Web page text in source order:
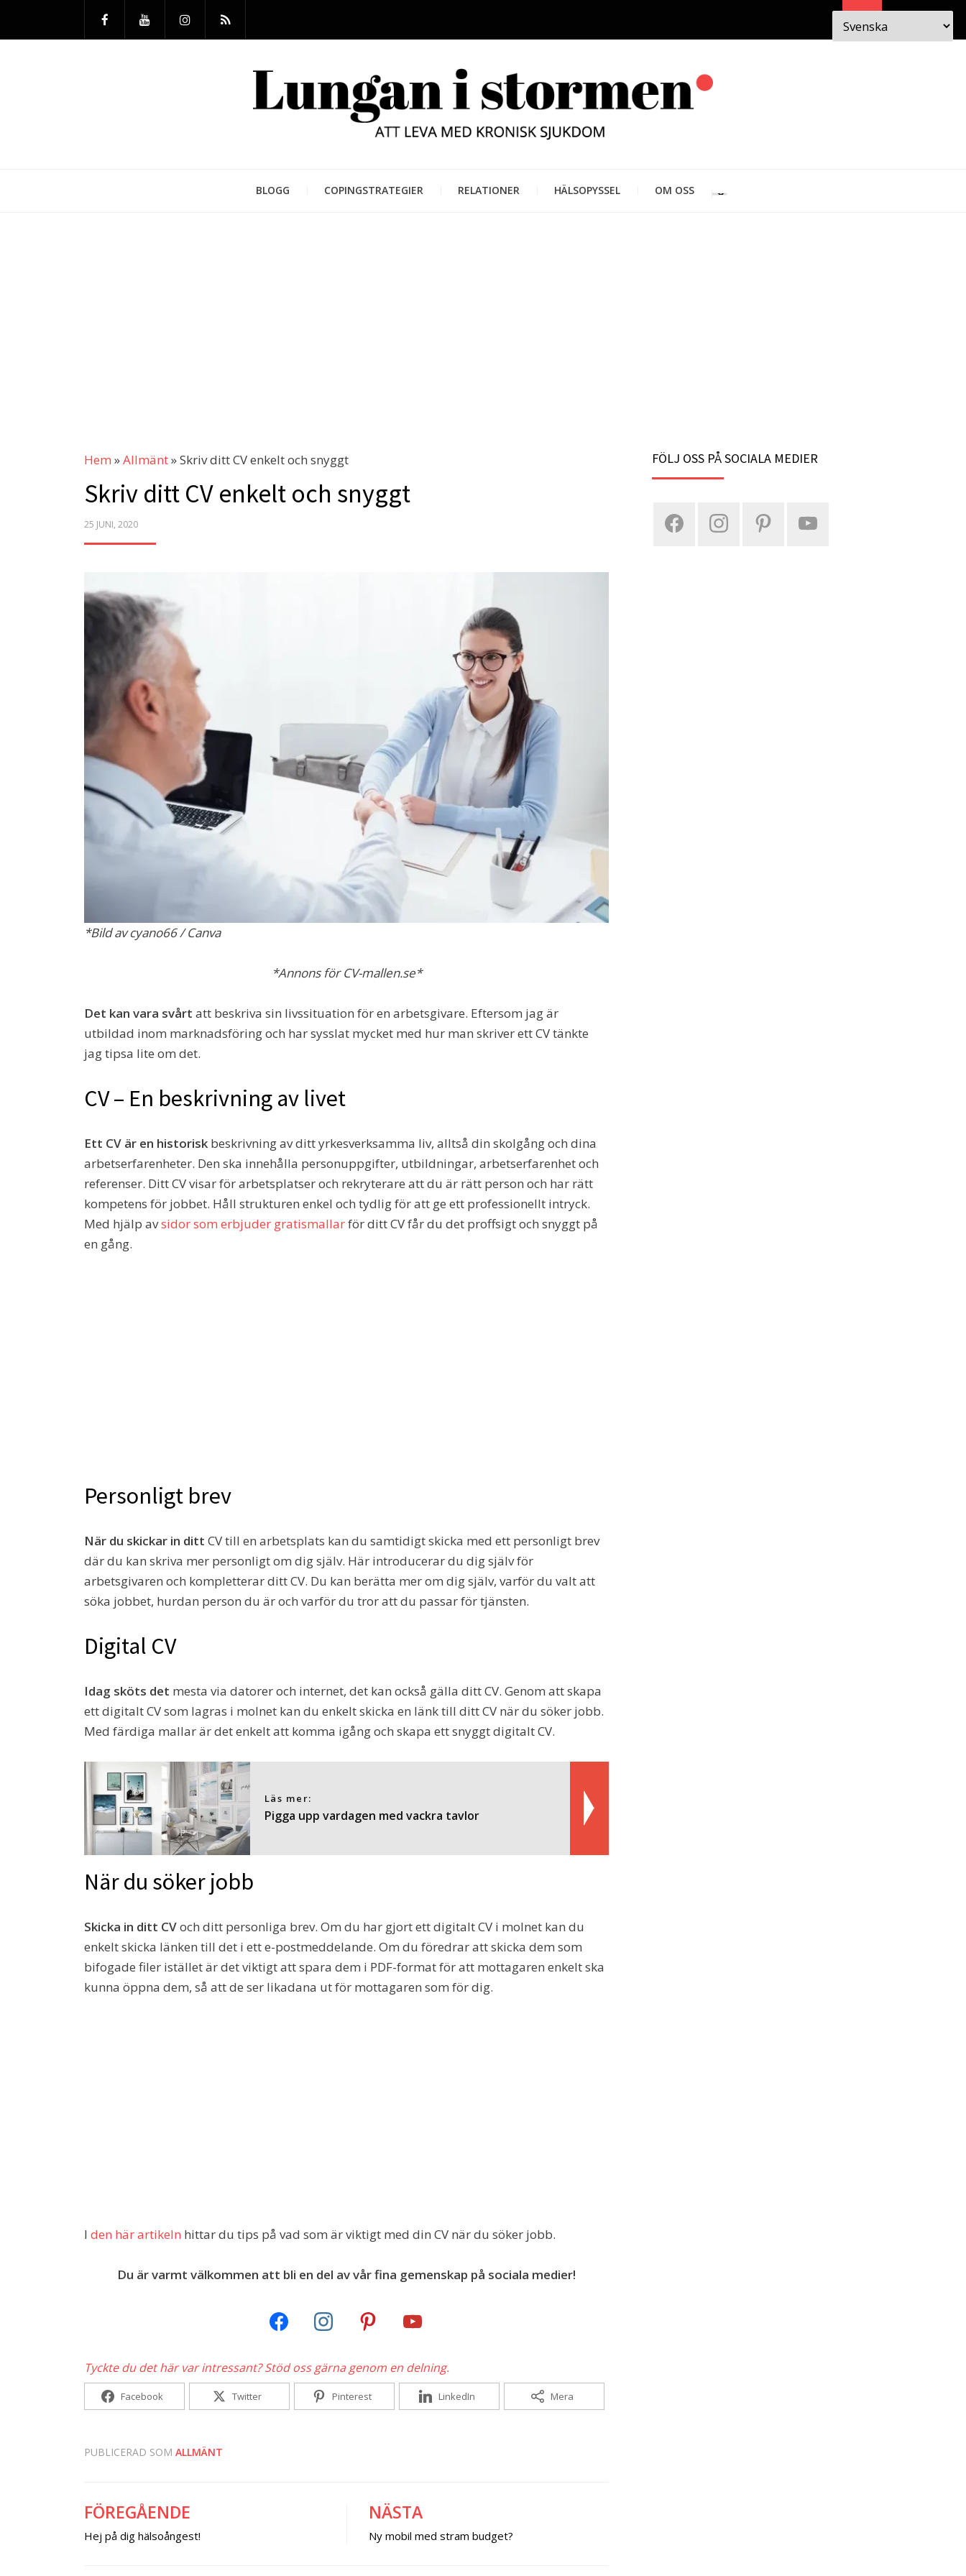
Sök
LUNGAN I
BLOGG COPINGSTRATEGIER RELATIONER HÄLSOPYSSEL OM OSS
Hem »Allmänt»Skriv ditt CV enkelt och snyggt
Skriv ditt CV enkelt och snyggt
POSTED
25 JUNI, 2020
*Bild av cyano66 / Canva
*Annons för CV-mallen.se*
Det kan vara svårt att beskriva sin livssituation för en arbetsgivare. Eftersom jag är
utbildad inom marknadsföring och har sysslat mycket med hur man skriver ett CV tänkte
jag tipsa lite om det.
CV – En beskrivning av livet
Ett CV är en historisk beskrivning av ditt yrkesverksamma liv, alltså din skolgång och dina
arbetserfarenheter. Den ska innehålla personuppgifter, utbildningar, arbetserfarenhet och
referenser. Ditt CV visar för arbetsplatser och rekryterare att du är rätt person och har rätt
kompetens för jobbet. Håll strukturen enkel och tydlig för att ge ett professionellt intryck.
Med hjälp avsidor som erbjuder gratismallarför ditt CV får du det proffsigt och snyggt på
en gång.
Personligt brev
När du skickar in ditt CV till en arbetsplats kan du samtidigt skicka med ett personligt brev
där du kan skriva mer personligt om dig själv. Här introducerar du dig själv för
arbetsgivaren och kompletterar ditt CV. Du kan berätta mer om dig själv, varför du valt att
söka jobbet, hurdan person du är och varför du tror att du passar för tjänsten.
Digital CV
Idag sköts det mesta via datorer och internet, det kan också gälla ditt CV. Genom att skapa
ett digitalt CV som lagras i molnet kan du enkelt skicka en länk till ditt CV när du söker jobb.
Med färdiga mallar är det enkelt att komma igång och skapa ett snyggt digitalt CV.
Läs mer:
Pigga upp vardagen med vackra tavlor
När du söker jobb
Skicka in ditt CVoch ditt personliga brev. Om du har gjort ett digitalt CV i molnet kan du
enkelt skicka länken till det i ett e-postmeddelande. Om du föredrar att skicka dem som
bifogade filer istället är det viktigt att spara dem i PDF-format för att mottagaren enkelt ska
kunna öppna dem, så att de ser likadana ut för mottagaren som för dig.
I den här artikeln hittar du tips på vad som är viktigt med din CV när du söker jobb.
Du är varmt välkommen att bli en del av vår fina gemenskap på sociala medier!
Tyckte du det här var intressant? Stöd oss gärna genom en delning.
Facebook Twitter Pinterest LinkedIn Mera
PUBLICERAD SOM ALLMÄNT
Inläggsnavigering
FÖREGÅENDE
Hej på dig hälsoångest!
NÄSTA
Ny mobil med stram budget?
FÖLJ OSS PÅ SOCIALA MEDIER